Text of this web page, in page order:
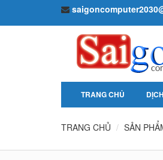
TRANG CHỦ
TRANG CHỦ SẢN